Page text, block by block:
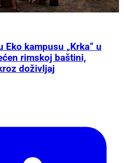
kampusu „Krka“ u
rimskoj baštini,
doživljaj